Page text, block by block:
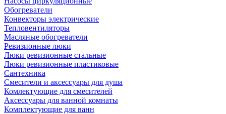
Обогреватели
Конвекторы электрические
Тепловентиляторы
Масляные обогреватели
Ревизионные люки
Люки ревизионные стальные
Люки ревизионные пластиковые
Сантехника
Смесители и аксессуары для душа
Комлектующие для смесителей
Аксессуары для ванной комнаты
Комплектующие для ванн